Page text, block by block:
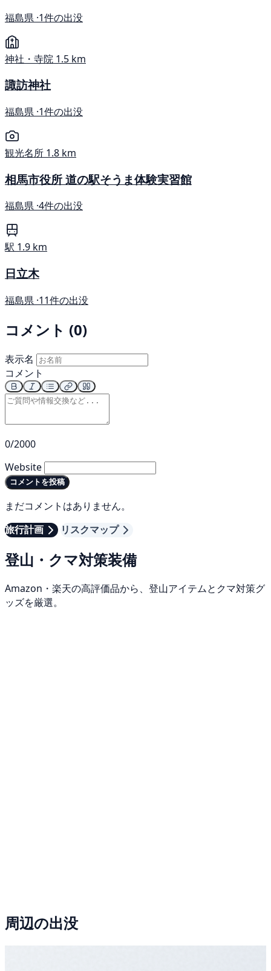
福島県 ·1件の出没
神社・寺院 1.5 km
諏訪神社
福島県 ·1件の出没
観光名所 1.8 km
相馬市役所 道の駅そうま体験実習館
福島県 ·4件の出没
駅 1.9 km
日立木
福島県 ·11件の出没
コメント (0)
表示名
コメント
0/2000
Website
コメントを投稿
まだコメントはありません。
旅行計画
リスクマップ
登山・クマ対策装備
Amazon・楽天の高評価品から、登山アイテムとクマ対策グ
ッズを厳選。
周辺の出没